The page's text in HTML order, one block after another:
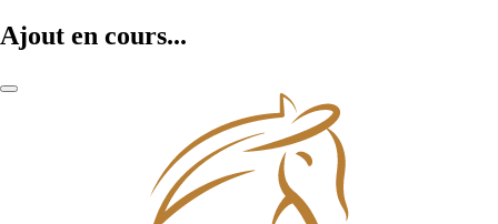
Ajout en cours...